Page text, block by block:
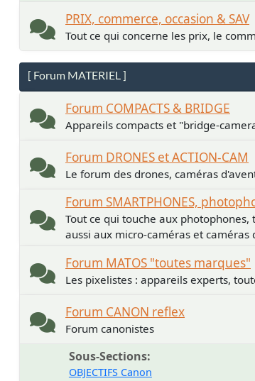
PRIX, commerce, occasion & SAV
Tout ce qui concerne les prix, le
[ Forum MATERIEL ]
Forum COMPACTS & BRIDGE
Appareils compacts et "bridge-
Forum DRONES et ACTION-CAM
Le forum des drones, caméras
Forum SMARTPHONES,
Tout ce qui touche aux
aussi aux micro-caméras et caméras
Forum MATOS "toutes marques"
Les pixelistes : appareils experts,
Forum CANON reflex
Forum canonistes
Sous-Sections
OBJECTIFS Canon